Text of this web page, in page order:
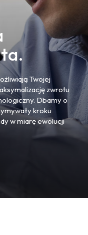
Twojej
zwrotu
Dbamy o
kroku
w miarę ewolucji